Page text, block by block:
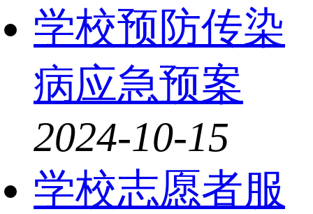
学校预防传染
病应急预案
2024-10-15
学校志愿者服